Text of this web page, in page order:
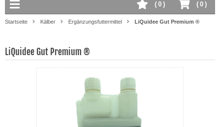
( 0 )
( 0 )
Startseite Kälber Ergänzungsfuttermittel LiQuidee Gut Premium ®
LiQuidee Gut Premium ®